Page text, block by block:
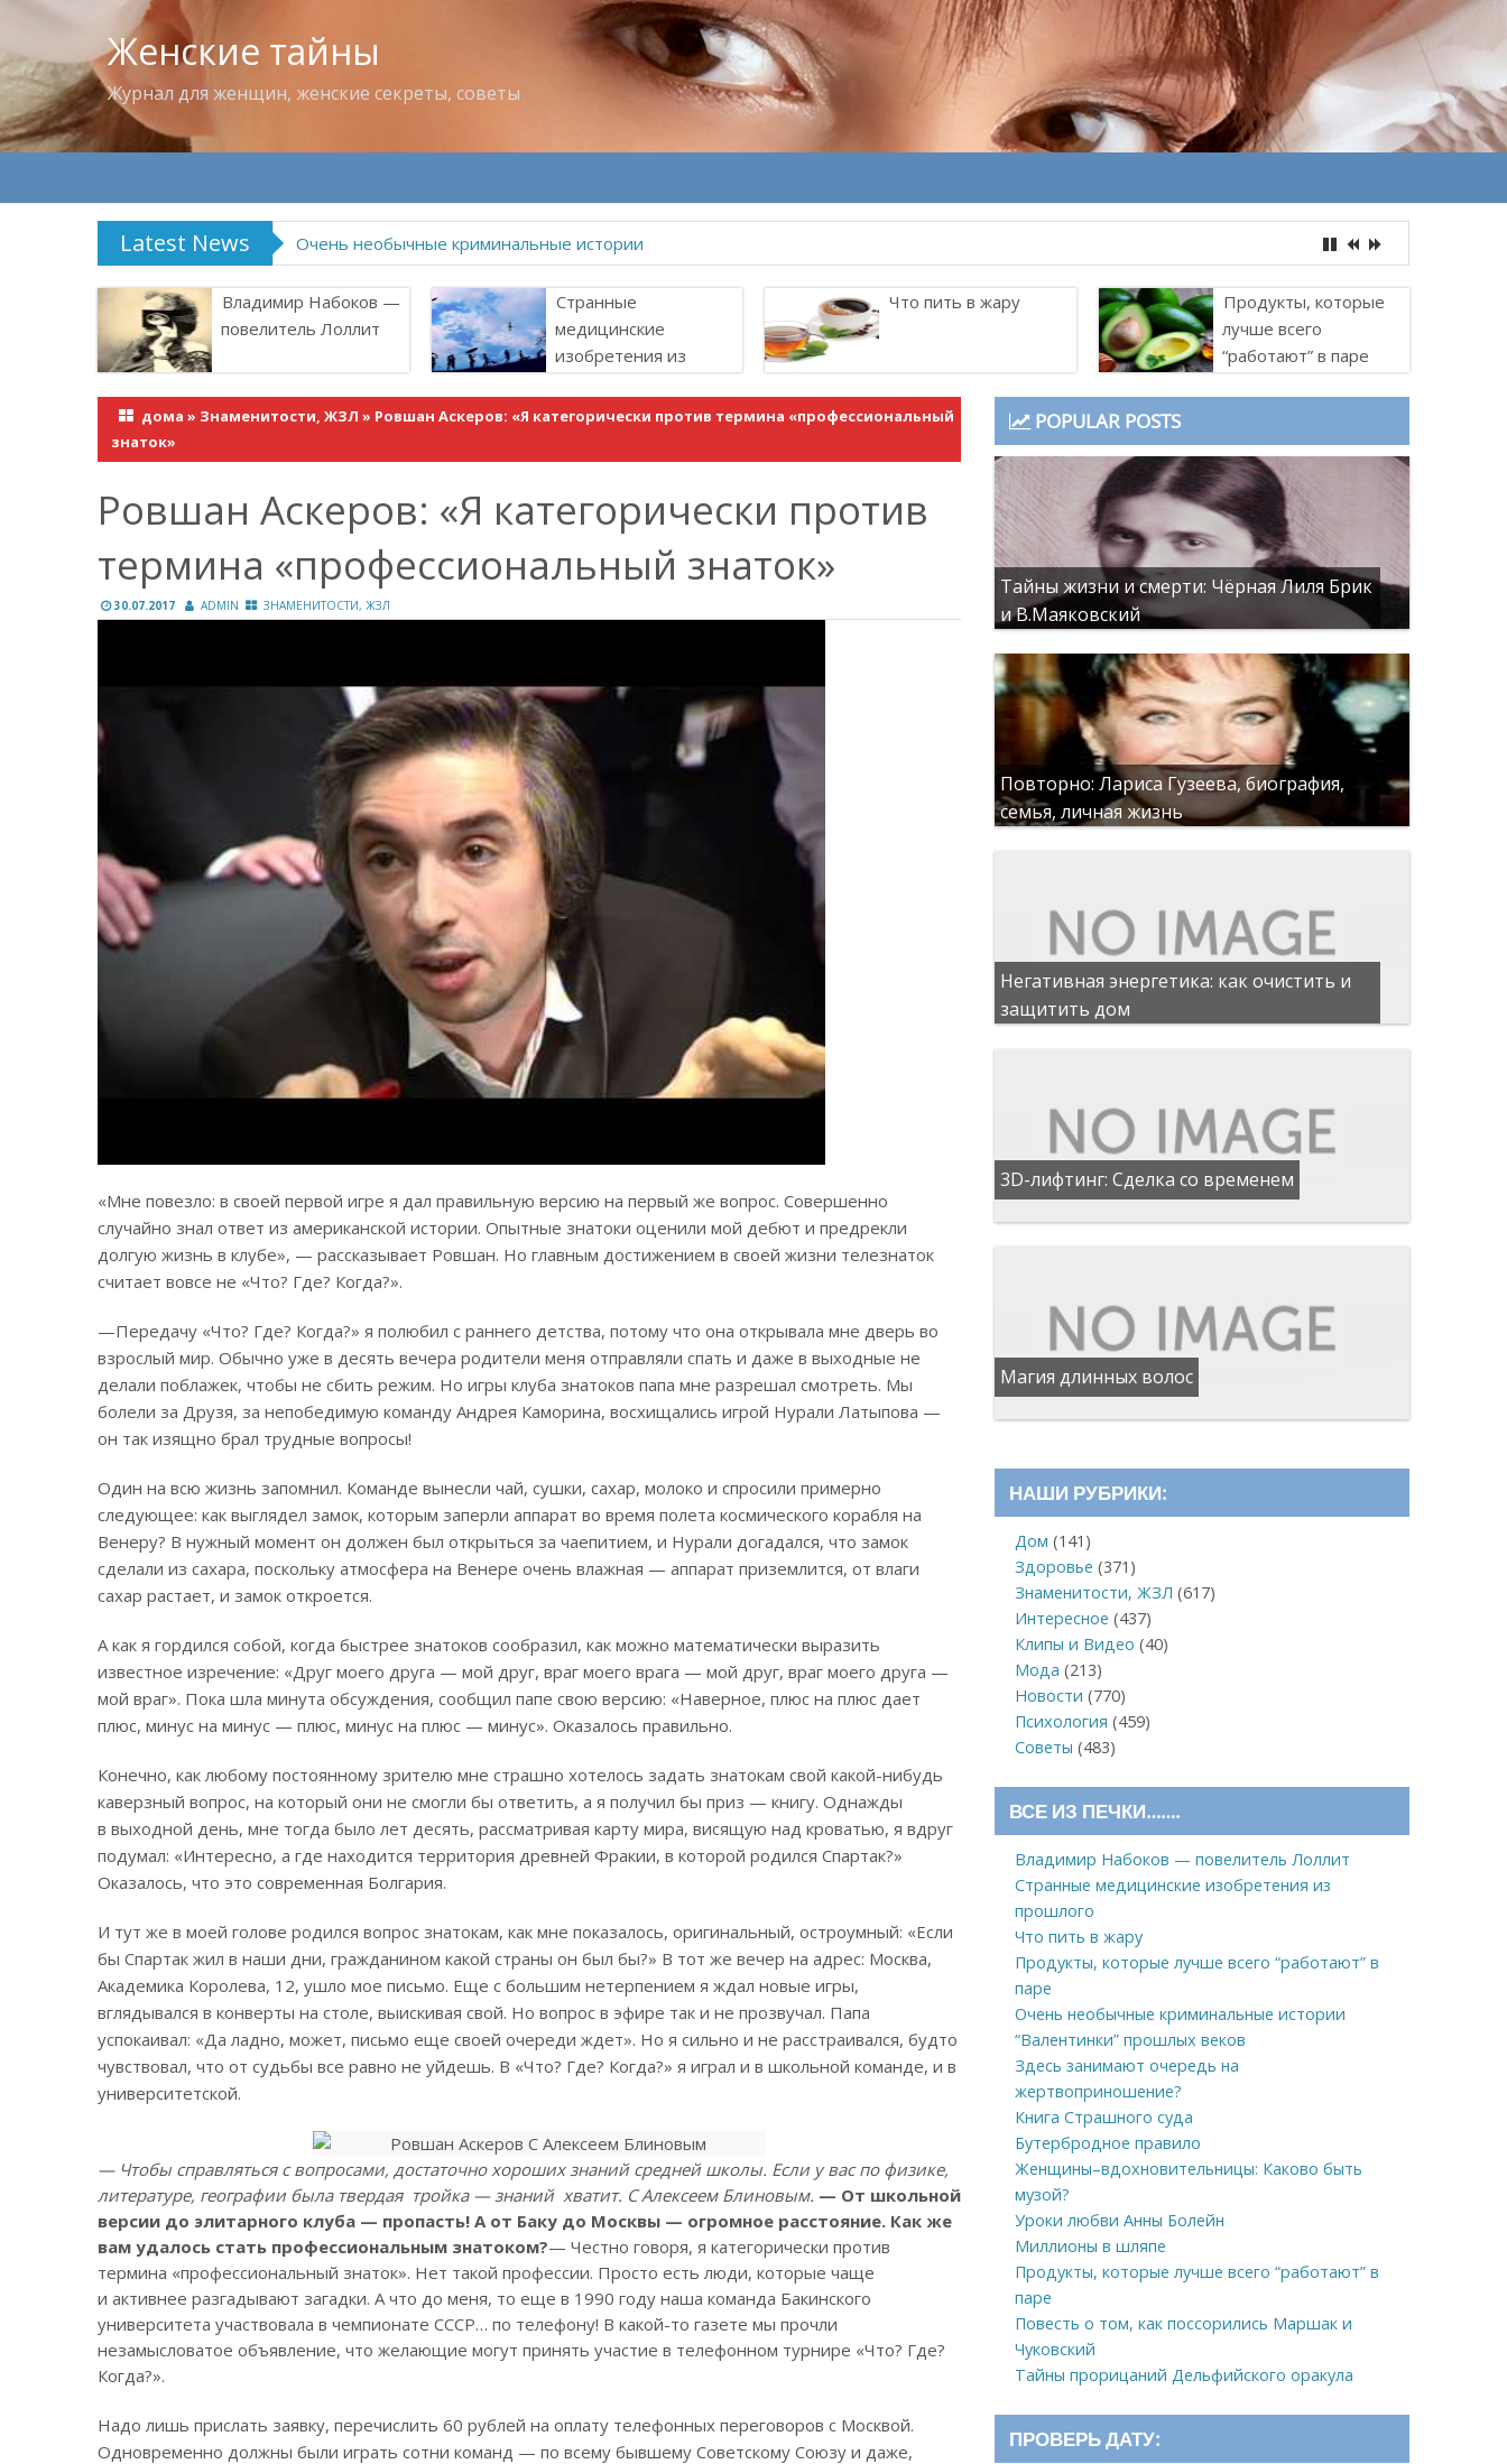
Женские тайны
Журнал для женщин, женские секреты, советы
Latest News Владимир Набоков — повелитель Лоллит
Владимир Набоков —
повелитель Лоллит
Странные
медицинские
изобретения из
Что пить в жару
Продукты, которые
лучше всего
“работают” в паре
дома » Знаменитости, ЖЗЛ » Ровшан Аскеров: «Я категорически против термина «профессиональный
знаток»
Ровшан Аскеров: «Я категорически против
термина «профессиональный знаток»
30.07.2017 ADMIN ЗНАМЕНИТОСТИ, ЖЗЛ
«Мне повезло: в своей первой игре я дал правильную версию на первый же вопрос. Совершенно
случайно знал ответ из американской истории. Опытные знатоки оценили мой дебют и предрекли
долгую жизнь в клубе», — рассказывает Ровшан. Но главным достижением в своей жизни телезнаток
считает вовсе не «Что? Где? Когда?».
—Передачу «Что? Где? Когда?» я полюбил с раннего детства, потому что она открывала мне дверь во
взрослый мир. Обычно уже в десять вечера родители меня отправляли спать и даже в выходные не
делали поблажек, чтобы не сбить режим. Но игры клуба знатоков папа мне разрешал смотреть. Мы
болели за Друзя, за непобедимую команду Андрея Каморина, восхищались игрой Нурали Латыпова —
он так изящно брал трудные вопросы!
Один на всю жизнь запомнил. Команде вынесли чай, сушки, сахар, молоко и спросили примерно
следующее: как выглядел замок, которым заперли аппарат во время полета космического корабля на
Венеру? В нужный момент он должен был открыться за чаепитием, и Нурали догадался, что замок
сделали из сахара, поскольку атмосфера на Венере очень влажная — аппарат приземлится, от влаги
сахар растает, и замок откроется.
А как я гордился собой, когда быс­трее знатоков сообразил, как можно математически выразить
известное изречение: «Друг моего друга — мой друг, враг моего врага — мой друг, враг моего друга —
мой враг». Пока шла минута обсуждения, сообщил папе свою версию: «Наверное, плюс на плюс дает
плюс, минус на минус — плюс, минус на плюс — минус». Оказалось правильно.
Конечно, как любому постоянному зрителю мне страшно хотелось задать знатокам свой какой-нибудь
каверзный вопрос, на который они не смогли бы ответить, а я получил бы приз — книгу. Однажды
в выходной день, мне тогда было лет десять, рассматривая карту мира, висящую над кроватью, я вдруг
подумал: «Интересно, а где находится территория древней Фракии, в которой родился Спартак?»
Оказалось, что это современная Болгария.
И тут же в моей голове родился вопрос знатокам, как мне показалось, оригинальный, остроумный: «Если
бы Спартак жил в наши дни, гражданином какой страны он был бы?» В тот же вечер на адрес: Москва,
Академика Королева, 12, ушло мое письмо. Еще с большим нетерпением я ждал новые игры,
вглядывался в конверты на столе, выискивая свой. Но воп­рос в эфире так и не прозвучал. Папа
успокаивал: «Да ладно, может, письмо еще своей очереди ждет». Но я сильно и не расстраивался, будто
чувствовал, что от судьбы все равно не уйдешь. В «Что? Где? Когда?» я играл и в школьной команде, и в
университетской.
— Чтобы справляться с вопросами, достаточно хороших знаний средней школы. Если у вас по физике,
литературе, географии была твердая тройка — знаний хватит. С Алексеем Блиновым. — От школьной
версии до элитарного клуба — пропасть! А от Баку до Москвы — огромное расстояние. Как же
вам удалось стать профессиональным знатоком?— Честно говоря, я категорически против
термина «профессиональный знаток». Нет такой профессии. Просто есть люди, которые чаще
и активнее разгадывают загадки. А что до меня, то еще в 1990 году наша команда Бакинского
университета участвовала в чемпионате СССР… по телефону! В какой-то газете мы прочли
незамысловатое объявление, что желающие могут принять участие в телефонном турнире «Что? Где?
Когда?».
Надо лишь прислать заявку, перечислить 60 руб­лей на оплату телефонных переговоров с Москвой.
Одновременно должны были играть сотни команд — по всему бывшему Советскому Союзу и даже,
POPULAR POSTS
Тайны жизни и смерти: Чёрная Лиля Брик
и В.Маяковский
Повторно: Лариса Гузеева, биография,
семья, личная жизнь
Негативная энергетика: как очистить и
защитить дом
3D-лифтинг: Сделка со временем
Магия длинных волос
НАШИ РУБРИКИ:
Дом (141)
Здоровье (371)
Знаменитости, ЖЗЛ (617)
Интересное (437)
Клипы и Видео (40)
Мода (213)
Новости (770)
Психология (459)
Советы (483)
ВСЕ ИЗ ПЕЧКИ…….
Владимир Набоков — повелитель Лоллит
Странные медицинские изобретения из
прошлого
Что пить в жару
Продукты, которые лучше всего “работают” в
паре
Очень необычные криминальные истории
“Валентинки” прошлых веков
Здесь занимают очередь на
жертвоприношение?
Книга Страшного суда
Бутербродное правило
Женщины–вдохновительницы: Каково быть
музой?
Уроки любви Анны Болейн
Миллионы в шляпе
Продукты, которые лучше всего “работают” в
паре
Повесть о том, как поссорились Маршак и
Чуковский
Тайны прорицаний Дельфийского оракула
ПРОВЕРЬ ДАТУ: